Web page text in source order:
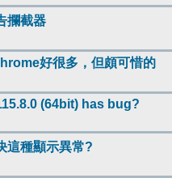
攔截器
好很多，但頗可惜的
(64bit) has bug?
這種顯示異常?